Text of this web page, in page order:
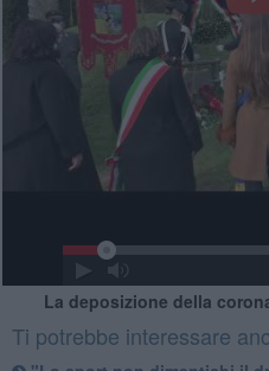
La deposizione della
Ti potrebbe interessare